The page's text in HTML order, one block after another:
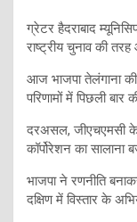
ग्रेटर हैदराबाद
राष्ट्रीय चुनाव की
आज भाजपा तेलंगाना की
परिणामों में पिछली
दरअसल, जीएचएमसी
कॉर्पोरेशन का
भाजपा ने रणनीति
दक्षिण में विस्तार के